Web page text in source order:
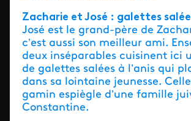
Zacharie et José : galettes
José est le grand-père de
c’est aussi son meilleur ami.
deux inséparables cuisinent ici
de galettes salées à l’anis qui
dans sa lointaine jeunesse. Celle
gamin espiègle d’une famille
Constantine.